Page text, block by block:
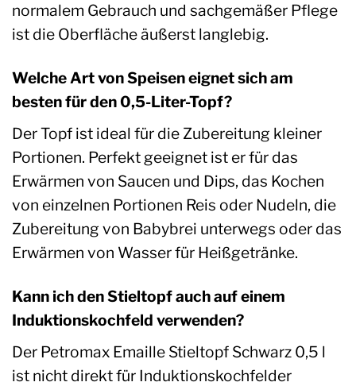
normalem Gebrauch und sachgemäßer Pflege
ist die Oberfläche äußerst langlebig.
Welche Art von Speisen eignet sich am
besten für den 0,5-Liter-Topf?
Der Topf ist ideal für die Zubereitung kleiner
Portionen. Perfekt geeignet ist er für das
Erwärmen von Saucen und Dips, das Kochen
von einzelnen Portionen Reis oder Nudeln, die
Zubereitung von Babybrei unterwegs oder das
Erwärmen von Wasser für Heißgetränke.
Kann ich den Stieltopf auch auf einem
Induktionskochfeld verwenden?
Der Petromax Emaille Stieltopf Schwarz 0,5 l
ist nicht direkt für Induktionskochfelder